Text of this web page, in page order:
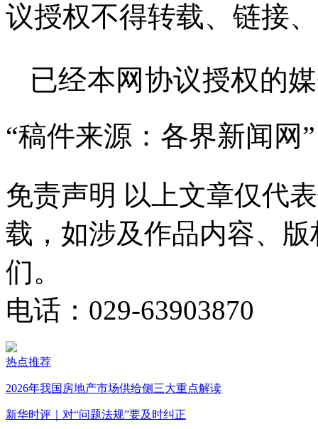
议授权不得转载、链接
已经本网协议授权的
“稿件来源：各界新闻网
免责声明 以上文章仅代
载，如涉及作品内容、
们。
电话：029-63903870
热点推荐
2026年我国房地产市场供给侧三大重点解读
新华时评｜对“问题法规”要及时纠正